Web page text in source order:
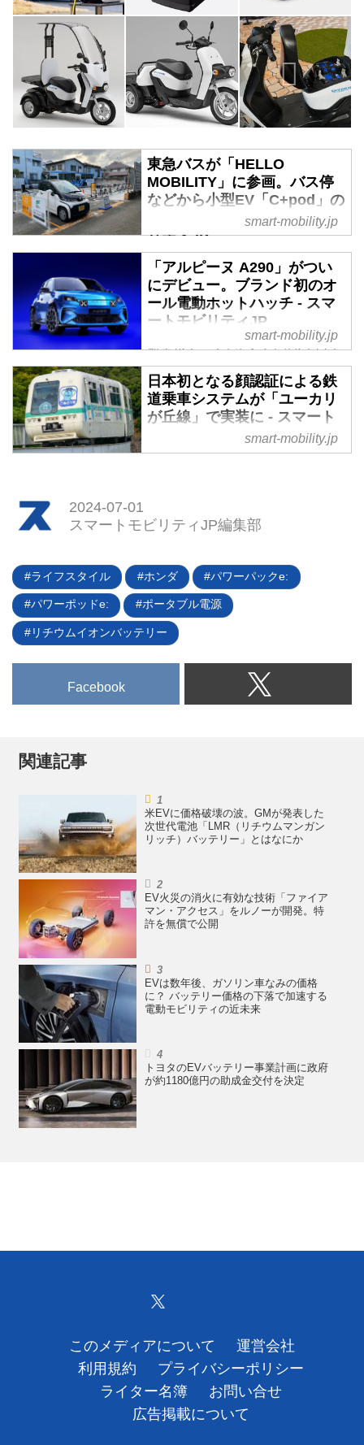
東急バスが「HELLO
MOBILITY」に参画。バス停
などから小型EV「C+pod」の
利用が可能に - スマートモビ
リティJP
2024年6月12日、東急バス株式会
社はOpenStreet株式会社が展開す
る「HELLO MOBILITY」に運営事
業者として参画し、バス停近くな
どに設置されたステーションから
小型EVが利用できるサービスを
開始した。
smart-mobility.jp
「アルピーヌ A290」がつい
にデビュー。ブランド初のオ
ール電動ホットハッチ - スマ
ートモビリティJP
新型ルノー5（サンク）のハイパ
フォーマンスバージョンにあたる
「アルピーヌ A290」が本国で発
表された。日本でも年内の発売開
始を予定しているルノーサンクと
ともに、日本上陸が大いに期待さ
「アルピーヌ A290 GTS」）
smart-mobility.jp
日本初となる顔認証による鉄
道乗車システムが「ユーカリ
が丘線」で実装に - スマート
万株式会社は、乗車システムに顔
認証を採用した改札機の本格導入
された。
smart-mobility.jp
2024-07-01
スマートモビリティJP編集部
ライフスタイル ホンダ パワーパックe:
パワーポッドe: ポータブル電源
リチウムイオンバッテリー
Facebook
関連記事
米EVに価格破壊の波。GMが発表した
次世代電池「LMR（リチウムマンガン
リッチ）バッテリー」とはなにか
EV火災の消火に有効な技術「ファイア
マン・アクセス」をルノーが開発。特
許を無償で公開
EVは数年後、ガソリン車なみの価格
に？ バッテリー価格の下落で加速する
電動モビリティの近未来
トヨタのEVバッテリー事業計画に政府
が約1180億円の助成金交付を決定
このメディアについて
運営会社
利用規約
プライバシーポリシー
ライター名簿
お問い合せ
広告掲載について